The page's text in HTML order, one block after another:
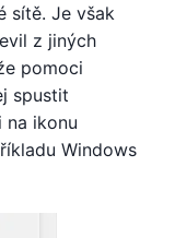
sítě. Je však
z jiných
pomoci
spustit
na ikonu
Windows